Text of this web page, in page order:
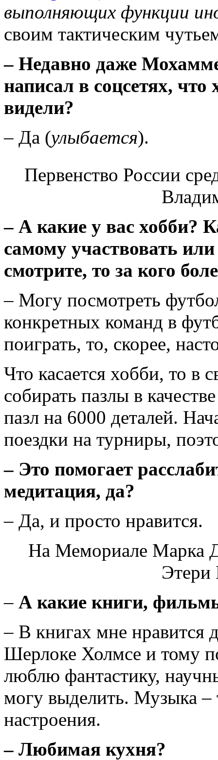
выполняющих функции
своим тактическим
– Недавно даже
написал в соцсетях,
видели?
– Да (улыбается).
Первенство России
– А какие у вас хобби?
самому участвовать
смотрите, то за кого
– Могу посмотреть
конкретных команд в
поиграть, то, скорее,
Что касается хобби, то в
собирать пазлы в
пазл на 6000 деталей.
поездки на турниры,
– Это помогает
медитация, да?
– Да, и просто нравится.
На Мемориале Марка
Этери
– А какие книги,
– В книгах мне нравится
Шерлоке Холмсе и тому
люблю фантастику,
могу выделить. Музыка –
настроения.
– Любимая кухня?